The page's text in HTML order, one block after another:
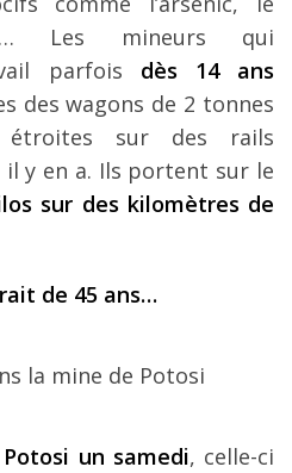
Les mineurs qui
parfois dès 14 ans
des wagons de 2 tonnes
étroites sur des rails
y en a. Ils portent sur le
sur des kilomètres de
de 45 ans…
un samedi, celle-ci